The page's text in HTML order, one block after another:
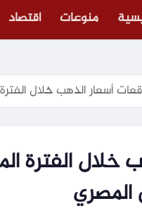
منوعات اقتصاد
أسعار الذهب خلال
خلال الفترة